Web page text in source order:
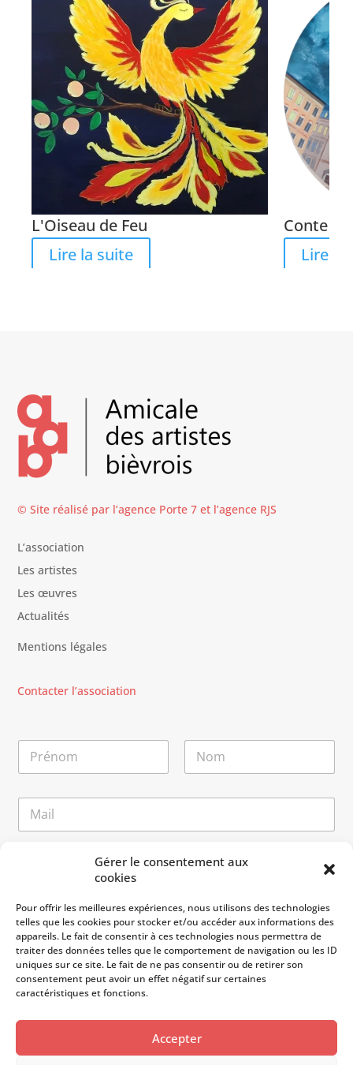
Gérer le consentement aux
cookies
Pour offrir les meilleures expériences, nous utilisons des technologies
telles que les cookies pour stocker et/ou accéder aux informations des
appareils. Le fait de consentir à ces technologies nous permettra de
traiter des données telles que le comportement de navigation ou les ID
uniques sur ce site. Le fait de ne pas consentir ou de retirer son
consentement peut avoir un effet négatif sur certaines
caractéristiques et fonctions.
Accepter
L'Oiseau de Feu
Lire la suite
Conte
Lire la
© Site réalisé par l’agence Porte 7 et l’agence RJS
L’association
Les artistes
Les œuvres
Actualités
Mentions légales
Contacter l’association
N
m
E
m
i
l
E
-
m
a
i
m
s
a
g
e